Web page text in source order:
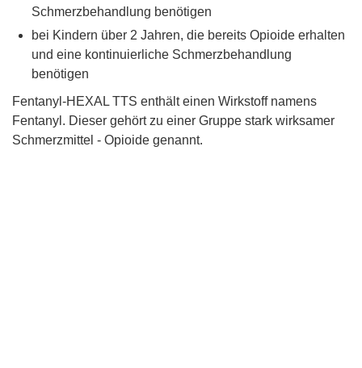
Schmerzbehandlung benötigen
bei Kindern über 2 Jahren, die bereits Opioide erhalten
und eine kontinuierliche Schmerzbehandlung
benötigen
Fentanyl-HEXAL TTS enthält einen Wirkstoff namens
Fentanyl. Dieser gehört zu einer Gruppe stark wirksamer
Schmerzmittel - Opioide genannt.